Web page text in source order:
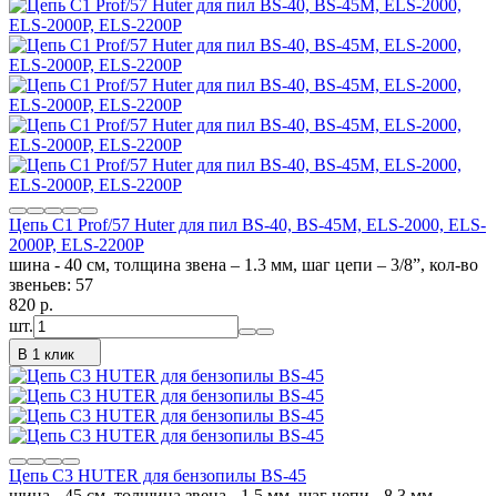
Цепь C1 Prof/57 Huter для пил BS-40, BS-45M, ELS-2000, ELS-
2000Р, ELS-2200Р
шина - 40 см, толщина звена – 1.3 мм, шаг цепи – 3/8”, кол-во
звеньев: 57
820 p.
шт.
В 1 клик
Цепь C3 HUTER для бензопилы BS-45